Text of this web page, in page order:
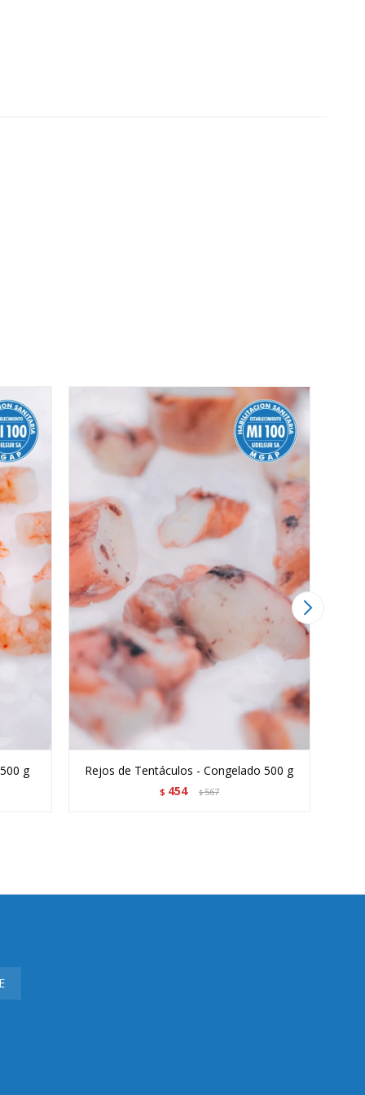
g Rejos de Tentáculos - Congelado 500 g
$ 454 $567